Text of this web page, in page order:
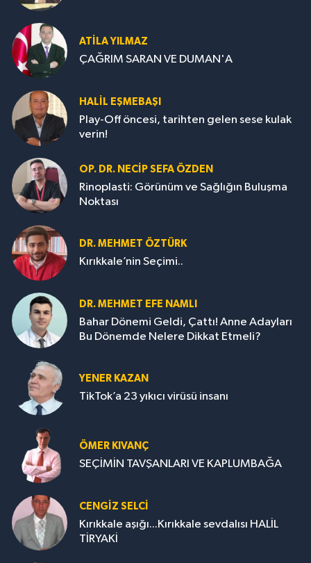
ATILA YILMAZ
ÇAĞRIM SARAN VE DUMAN'A
HALIL EŞMEBAŞI
Play-Off öncesi, tarihten gelen sese kulak
verin!
OP. DR. NECIP SEFA ÖZDEN
Rinoplasti: Görünüm ve Sağlığın Buluşma
Noktası
DR. MEHMET ÖZTÜRK
Kırıkkale’nin Seçimi..
DR. MEHMET EFE NAMLI
Bahar Dönemi Geldi, Çattı! Anne Adayları
Bu Dönemde Nelere Dikkat Etmeli?
YENER KAZAN
TikTok’a 23 yıkıcı virüsü insanı
ÖMER KIVANÇ
SEÇİMİN TAVŞANLARI VE KAPLUMBAĞA
CENGİZ SELCİ
Kırıkkale aşığı...Kırıkkale sevdalısı HALİL
TİRYAKİ